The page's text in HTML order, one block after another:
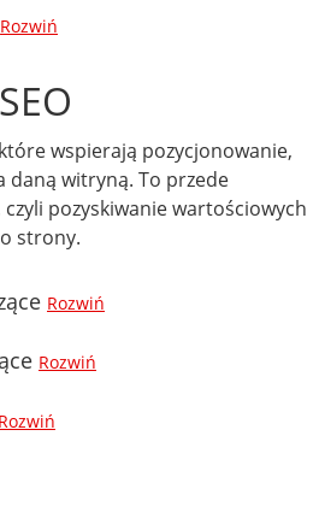
Rozwiń
wspierają pozycjonowanie,
daną witryną. To przede
pozyskiwanie wartościowych
strony.
Rozwiń
Rozwiń
Rozwiń